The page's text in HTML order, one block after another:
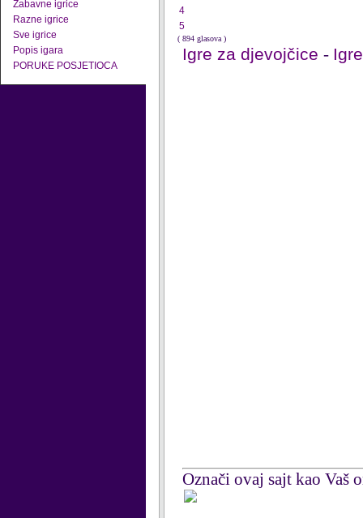
Zabavne igrice
Razne igrice
Sve igrice
Popis igara
PORUKE POSJETIOCA
4
5
( 894 glasova )
Igre za djevojčice -
Označi ovaj sajt kao Vaš